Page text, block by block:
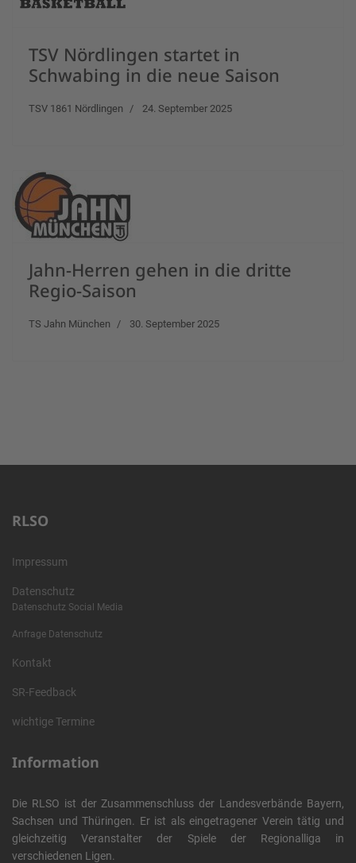
TSV Nördlingen startet in
Schwabing in die neue Saison
TSV 1861 Nördlingen 24. September 2025
Jahn-Herren gehen in die dritte
Regio-Saison
TS Jahn München 30. September 2025
RLSO
Impressum
Datenschutz
Datenschutz Social Media
Anfrage Datenschutz
Kontakt
SR-Feedback
wichtige Termine
Information
Die RLSO ist der Zusammenschluss der Landesverbände Bayern,
Sachsen und Thüringen. Er ist als eingetragener Verein tätig und
gleichzeitig Veranstalter der Spiele der Regionalliga in
verschiedenen Ligen.